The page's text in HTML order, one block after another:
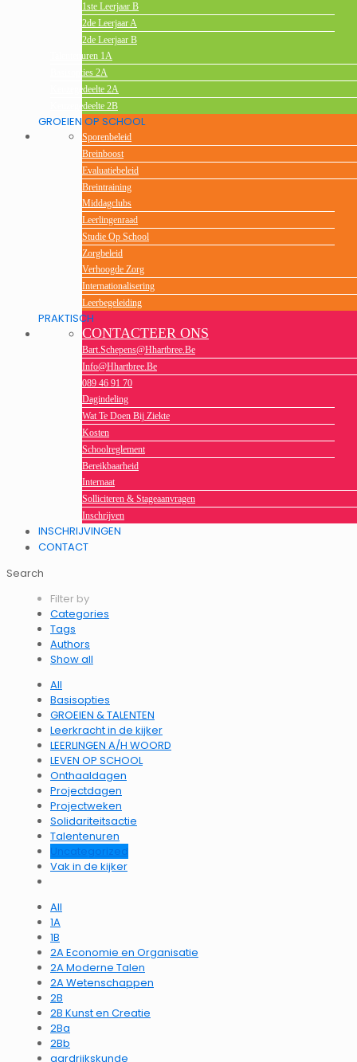
1ste Leerjaar B
2de Leerjaar A
2de Leerjaar B
Talentenuren 1A
Basisopties 2A
Keuzegedeelte 2A
Keuzegedeelte 2B
GROEIEN OP SCHOOL
Sporenbeleid
Breinboost
Evaluatiebeleid
Breintraining
Middagclubs
Leerlingenraad
Studie Op School
Zorgbeleid
Verhoogde Zorg
Internationalisering
Leerbegeleiding
PRAKTISCH
CONTACTEER ONS
Bart.schepens@hhartbree.be
Info@hhartbree.be
089 46 91 70
Dagindeling
Wat Te Doen Bij Ziekte
Kosten
Schoolreglement
Bereikbaarheid
Internaat
Solliciteren & Stageaanvragen
Inschrijven
INSCHRIJVINGEN
CONTACT
Search
Filter by
Categories
Tags
Authors
Show all
All
Basisopties
GROEIEN & TALENTEN
Leerkracht in de kijker
LEERLINGEN A/H WOORD
LEVEN OP SCHOOL
Onthaaldagen
Projectdagen
Projectweken
Solidariteitsactie
Talentenuren
Uncategorized
Vak in de kijker
All
1A
1B
2A Economie en Organisatie
2A Moderne Talen
2A Wetenschappen
2B
2B Kunst en Creatie
2Ba
2Bb
aardrijkskunde